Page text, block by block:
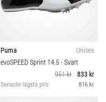
Puma
Unisex
evoSPEED Sprint 14.5- Svart
951 kr
833 kr
Senaste lägsta pris 816 kr